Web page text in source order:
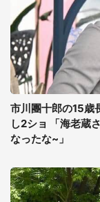
市川團十郎の15歳
し2ショ 「海老蔵
なったな~」